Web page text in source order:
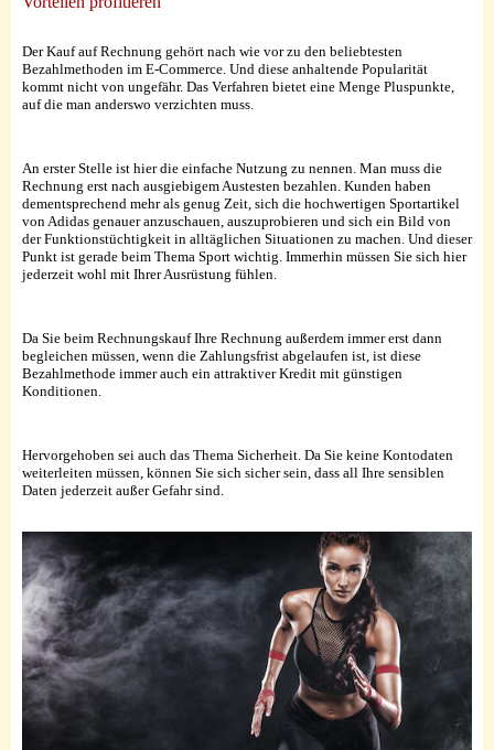
Der Kauf auf Rechnung gehört nach wie vor zu den beliebtesten
Bezahlmethoden im E-Commerce. Und diese anhaltende Popularität
kommt nicht von ungefähr. Das Verfahren bietet eine Menge Pluspunkte,
auf die man anderswo verzichten muss.
An erster Stelle ist hier die einfache Nutzung zu nennen. Man muss die
Rechnung erst nach ausgiebigem Austesten bezahlen. Kunden haben
dementsprechend mehr als genug Zeit, sich die hochwertigen Sportartikel
von Adidas genauer anzuschauen, auszuprobieren und sich ein Bild von
der Funktionstüchtigkeit in alltäglichen Situationen zu machen. Und dieser
Punkt ist gerade beim Thema Sport wichtig. Immerhin müssen Sie sich hier
jederzeit wohl mit Ihrer Ausrüstung fühlen.
Da Sie beim Rechnungskauf Ihre Rechnung außerdem immer erst dann
begleichen müssen, wenn die Zahlungsfrist abgelaufen ist, ist diese
Bezahlmethode immer auch ein attraktiver Kredit mit günstigen
Konditionen.
Hervorgehoben sei auch das Thema Sicherheit. Da Sie keine Kontodaten
weiterleiten müssen, können Sie sich sicher sein, dass all Ihre sensiblen
Daten jederzeit außer Gefahr sind.